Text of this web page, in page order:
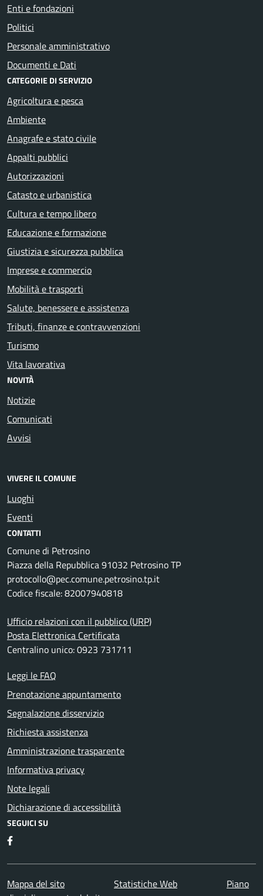
Enti e fondazioni
Politici
Personale amministrativo
Documenti e Dati
CATEGORIE DI SERVIZIO
Agricoltura e pesca
Ambiente
Anagrafe e stato civile
Appalti pubblici
Autorizzazioni
Catasto e urbanistica
Cultura e tempo libero
Educazione e formazione
Giustizia e sicurezza pubblica
Imprese e commercio
Mobilità e trasporti
Salute, benessere e assistenza
Tributi, finanze e contravvenzioni
Turismo
Vita lavorativa
NOVITÀ
Notizie
Comunicati
Avvisi
VIVERE IL COMUNE
Luoghi
Eventi
CONTATTI
Comune di Petrosino
Piazza della Repubblica 91032 Petrosino TP
protocollo@pec.comune.petrosino.tp.it
Codice fiscale: 82007940818
Ufficio relazioni con il pubblico (URP)
Posta Elettronica Certificata
Centralino unico: 0923 731711
Leggi le FAQ
Prenotazione appuntamento
Segnalazione disservizio
Richiesta assistenza
Amministrazione trasparente
Informativa privacy
Note legali
Dichiarazione di accessibilità
SEGUICI SU
Facebook
Mappa del sito Statistiche Web
Piano